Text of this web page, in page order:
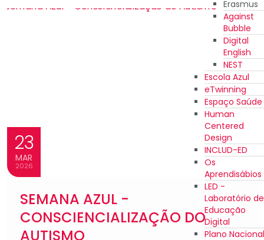
Erasmus
Against
Bubble
Digital
English
NEST
Escola Azul
eTwinning
Espaço Saúde
Human
Centered
Design
INCLUD-ED
Os
Aprendisábios
LED -
Laboratório de
Educação
Digital
Plano Nacional
23
MAR
2026
SEMANA AZUL -
CONSCIENCIALIZAÇÃO DO
AUTISMO